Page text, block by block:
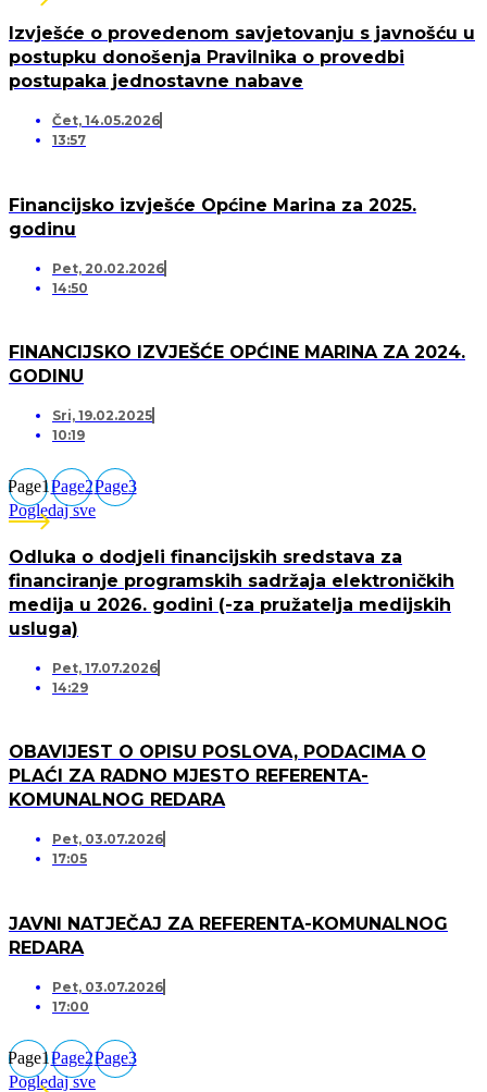
Izvješće o provedenom savjetovanju s javnošću u
postupku donošenja Pravilnika o provedbi
postupaka jednostavne nabave
Čet, 14.05.2026
13:57
Financijsko izvješće Općine Marina za 2025.
godinu
Pet, 20.02.2026
14:50
FINANCIJSKO IZVJEŠĆE OPĆINE MARINA ZA 2024.
GODINU
Sri, 19.02.2025
10:19
Page1Page2Page3
Pogledaj sve
Odluka o dodjeli financijskih sredstava za
financiranje programskih sadržaja elektroničkih
medija u 2026. godini (-za pružatelja medijskih
usluga)
Pet, 17.07.2026
14:29
OBAVIJEST O OPISU POSLOVA, PODACIMA O
PLAĆI ZA RADNO MJESTO REFERENTA-
KOMUNALNOG REDARA
Pet, 03.07.2026
17:05
JAVNI NATJEČAJ ZA REFERENTA-KOMUNALNOG
REDARA
Pet, 03.07.2026
17:00
Page1Page2Page3
Pogledaj sve